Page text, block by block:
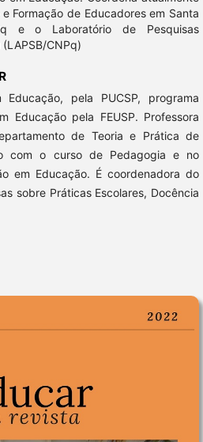
Formação de Educadores em Santa
e o Laboratório de Pesquisas
CNPq)
pela PUCSP, programa
Educação pela FEUSP. Professora
de Teoria e Prática de
com o curso de Pedagogia e no
em Educação. É coordenadora do
sobre Práticas Escolares, Docência